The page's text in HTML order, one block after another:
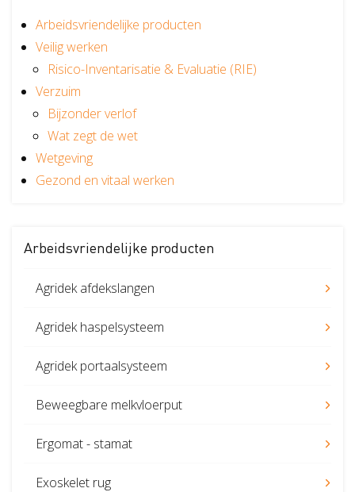
Verzuimbegeleiding Arbopakket seizoenswerker
Vitaliteit
Vitaliteitsscan
Actueel
Actueel
Nieuws
Over Stigas
Onze diensten
3V's van Stigas
Arbeidsvriendelijke producten
Agridek afdekslangen
Agridek haspelsysteem
Agridek portaalsysteem
Beweegbare melkvloerput
Ergomat - stamat
Exoskelet rug
Arbeidsvriendelijke producten
Veilig werken
Risico-Inventarisatie & Evaluatie (RIE)
Verzuim
Bijzonder verlof
Wat zegt de wet
Wetgeving
Gezond en vitaal werken